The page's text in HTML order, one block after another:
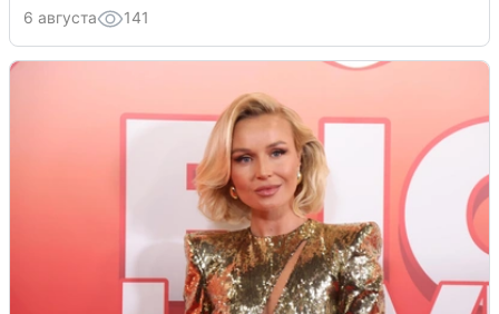
6 августа 141